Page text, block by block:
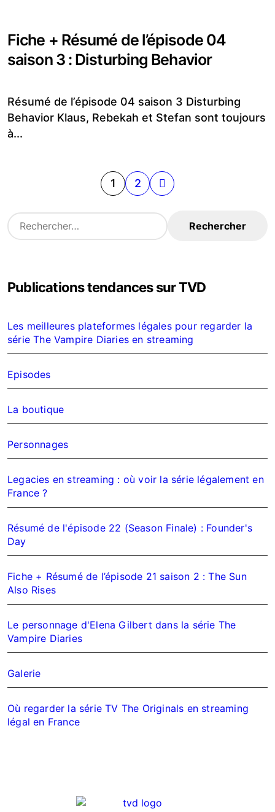
Fiche + Résumé de l’épisode 04
saison 3 : Disturbing Behavior
Résumé de l’épisode 04 saison 3 Disturbing
Behavior Klaus, Rebekah et Stefan sont toujours
à...
Pagination
des
publications
1 2
R
e
r
e
r
Publications tendances sur TVD
Les meilleures plateformes légales pour regarder la
série The Vampire Diaries en streaming
Episodes
La boutique
Personnages
Legacies en streaming : où voir la série légalement en
France ?
Résumé de l'épisode 22 (Season Finale) : Founder's
Day
Fiche + Résumé de l’épisode 21 saison 2 : The Sun
Also Rises
Le personnage d'Elena Gilbert dans la série The
Vampire Diaries
Galerie
Où regarder la série TV The Originals en streaming
légal en France